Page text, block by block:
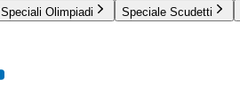
Speciali Olimpiadi Speciale Scudetti